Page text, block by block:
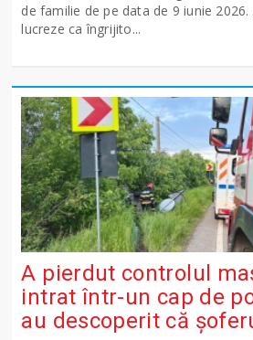
de familie de pe data de 9 iunie
lucreze ca îngrijito...
A pierdut controlul
intrat într-un cap de
au descoperit că